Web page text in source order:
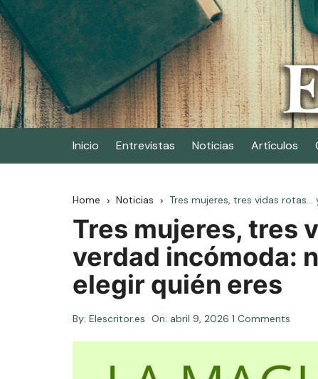
Skip
to
content
Elescritor.es
El periódico digital de los escritores
Inicio Entrevistas Noticias Artículos
Home Noticias Tres mujeres, tres vidas
Tres mujeres, tres
verdad incómoda:
elegir quién eres
By: Elescritor.es On: abril 9, 2026 1 Comments